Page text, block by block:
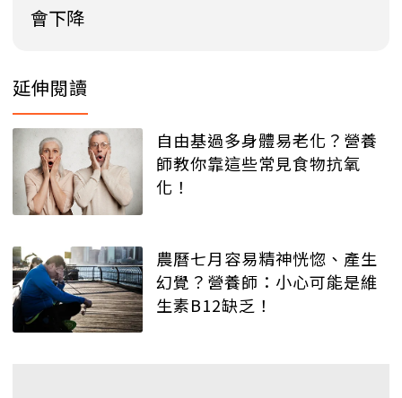
會下降
延伸閱讀
自由基過多身體易老化？營養
師教你靠這些常見食物抗氧
化！
農曆七月容易精神恍惚、產生
幻覺？營養師：小心可能是維
生素B12缺乏！